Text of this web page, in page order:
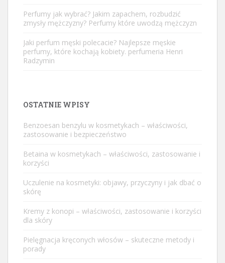
Perfumy jak wybrać? Jakim zapachem, rozbudzić
zmysły mężczyzny? Perfumy które uwodzą mężczyzn
Jaki perfum męski polecacie? Najlepsze męskie
perfumy, które kochają kobiety. perfumeria Henri
Radzymin
OSTATNIE WPISY
Benzoesan benzylu w kosmetykach – właściwości,
zastosowanie i bezpieczeństwo
Betaina w kosmetykach – właściwości, zastosowanie i
korzyści
Uczulenie na kosmetyki: objawy, przyczyny i jak dbać o
skórę
Kremy z konopi – właściwości, zastosowanie i korzyści
dla skóry
Pielęgnacja kręconych włosów – skuteczne metody i
porady